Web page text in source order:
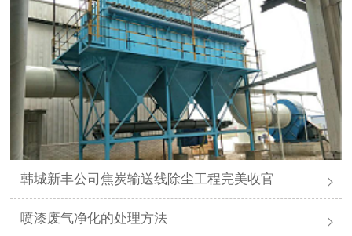
韩城新丰公司焦炭输送线除尘工程完美收官
喷漆废气净化的处理方法